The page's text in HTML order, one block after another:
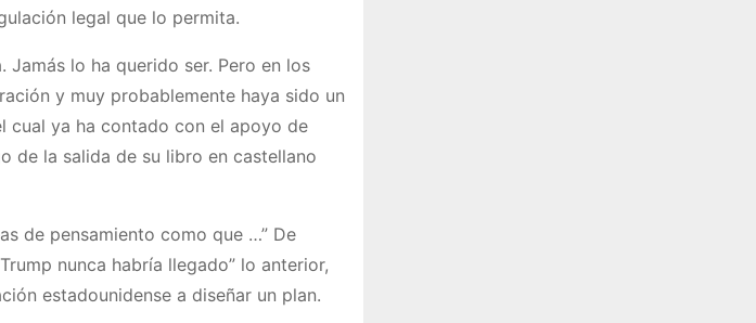
legal que lo permita.
lo ha querido ser. Pero en los
y muy probablemente haya sido un
cual ya ha contado con el apoyo de
de la salida de su libro en castellano
de pensamiento como que …” De
nunca habría llegado” lo anterior,
estadounidense a diseñar un plan.